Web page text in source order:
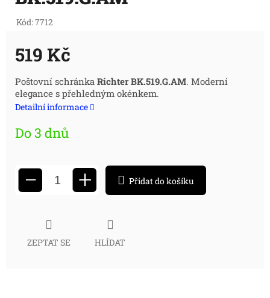
Kód:7712
519 Kč
Měrná
cena:
Poštovní schránka Richter BK.519.G.AM. Moderní
elegance s přehledným okénkem.
Detailní informace
Do 3 dnů
− + Přidat do košíku
ZEPTAT SE HLÍDAT